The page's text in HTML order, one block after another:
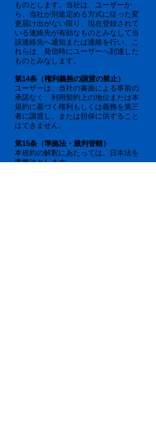
ものとします。当社は、ユーザーか
ら、当社が別途定める方式に従った変
更届け出がない限り、現在登録されて
いる連絡先が有効なものとみなして当
該連絡先へ通知または連絡を行い、こ
れらは、発信時にユーザーへ到達した
ものとみなします。
第14条（権利義務の譲渡の禁止）
ユーザーは、当社の書面による事前の
承諾なく、利用契約上の地位または本
規約に基づく権利もしくは義務を第三
者に譲渡し、または担保に供すること
はできません。
第15条（準拠法・裁判管轄）
本規約の解釈にあたっては、日本法を
準拠法とします。